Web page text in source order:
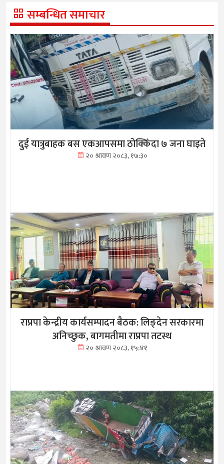
सम्बन्धित समाचार
दुई यात्रुबाहक बस एकआपसमा ठोक्किँदा ७ जना घाइते
२० श्रावण २०८३, १७:३०
राप्रपा केन्द्रीय कार्यसम्पादन बैठक: लिङ्देन सरकारमा
अनिच्छुक, बागमतीमा राप्रपा तटस्थ
२० श्रावण २०८३, १५:४१